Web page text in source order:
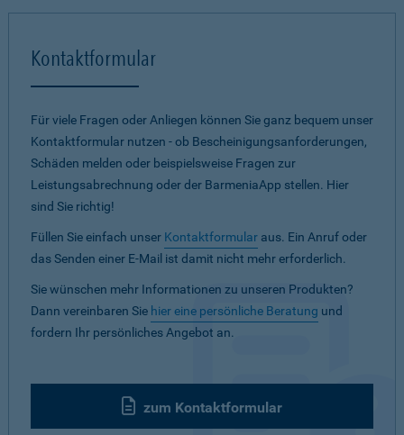
Kontaktformular
Für viele Fragen oder Anliegen können Sie ganz bequem unser
Kontaktformular nutzen - ob Bescheinigungsanforderungen,
Schäden melden oder beispielsweise Fragen zur
Leistungsabrechnung oder der BarmeniaApp stellen. Hier
sind Sie richtig!
Füllen Sie einfach unser Kontaktformular aus. Ein Anruf oder
das Senden einer E-Mail ist damit nicht mehr erforderlich.
Sie wünschen mehr Informationen zu unseren Produkten?
Dann vereinbaren Sie hier eine persönliche Beratung und
fordern Ihr persönliches Angebot an.
zum Kontaktformular